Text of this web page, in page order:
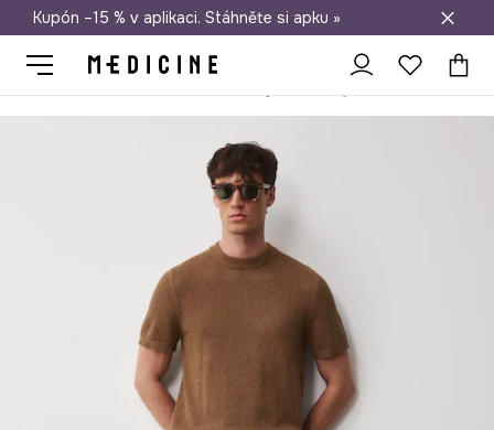
Doprava zdarma při nákupu nad 1 200 Kč
Kupón –15 % v aplikaci. Stáhněte si apku »